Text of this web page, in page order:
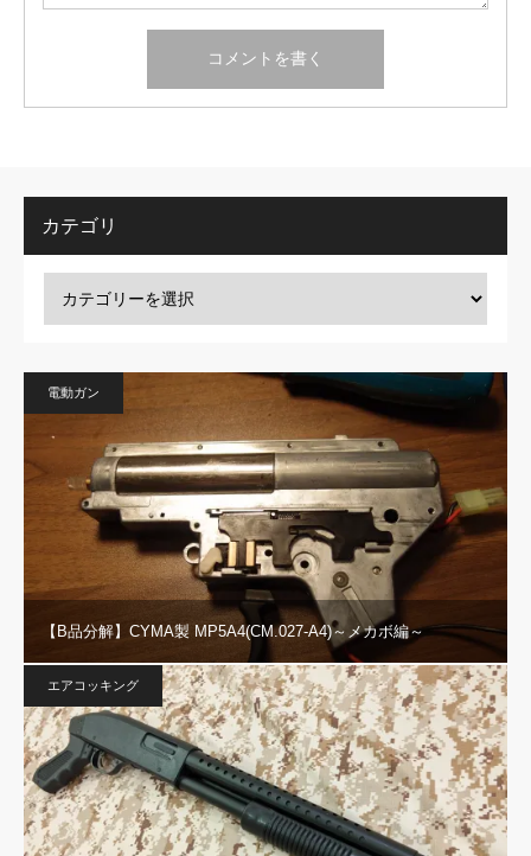
カテゴリ
電動ガン
【B品分解】CYMA製 MP5A4(CM.027-A4)～メカボ編～
エアコッキング